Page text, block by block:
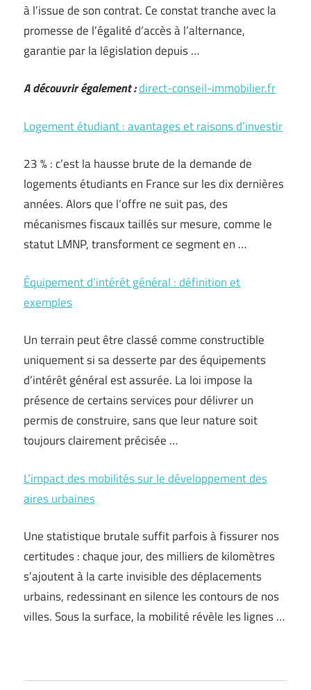
à l’issue de son contrat. Ce constat tranche avec la
promesse de l’égalité d’accès à l’alternance,
garantie par la législation depuis …
A découvrir également :direct-conseil-immobilier.fr
Logement étudiant : avantages et raisons d’investir
23 % : c’est la hausse brute de la demande de
logements étudiants en France sur les dix dernières
années. Alors que l’offre ne suit pas, des
mécanismes fiscaux taillés sur mesure, comme le
statut LMNP, transforment ce segment en …
Équipement d’intérêt général : définition et
exemples
Un terrain peut être classé comme constructible
uniquement si sa desserte par des équipements
d’intérêt général est assurée. La loi impose la
présence de certains services pour délivrer un
permis de construire, sans que leur nature soit
toujours clairement précisée …
L’impact des mobilités sur le développement des
aires urbaines
Une statistique brutale suffit parfois à fissurer nos
certitudes : chaque jour, des milliers de kilomètres
s’ajoutent à la carte invisible des déplacements
urbains, redessinant en silence les contours de nos
villes. Sous la surface, la mobilité révèle les lignes …